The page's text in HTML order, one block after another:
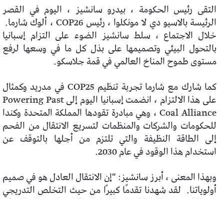
التقى رئيس الحكومة ، بيدرو سانشيز ، اليوم في القصر
الرئيسة بالاسيو دي لا مونكلوا ، رئيس COP26 ، ألوك شارما.
خلال الاجتماع ، سلط سانشيز الضوء على التزام إسبانيا
بالتحول البيئي وتصميمها على بذل كل ما في وسعها لرفع
مستوى طموح المناخ العالمي في قمة جلاسكو.
كما شارك مع شارما تجربة تنظيم COP25 في مدريد وكمثال
على هذا الالتزام ، انضمت إسبانيا اليوم إلى Powering Past
Coal Alliance ، وهي مبادرة تقودها المملكة المتحدة وكندا
للحكومات والشركات والمنظمات لتسريع الانتقال من الفحم
إلى الطاقة النظيفة والتي تلتزم من أجلها بالتوقف عن
استخدام هذا الوقود في عام 2030.
وبهذا المعنى ، أبرز سانشيز: “إن الانتقال العادل هو في صميم
أولوياتنا. لقد شهدنا تقدمًا كبيرًا من حيث التخلص التدريجي